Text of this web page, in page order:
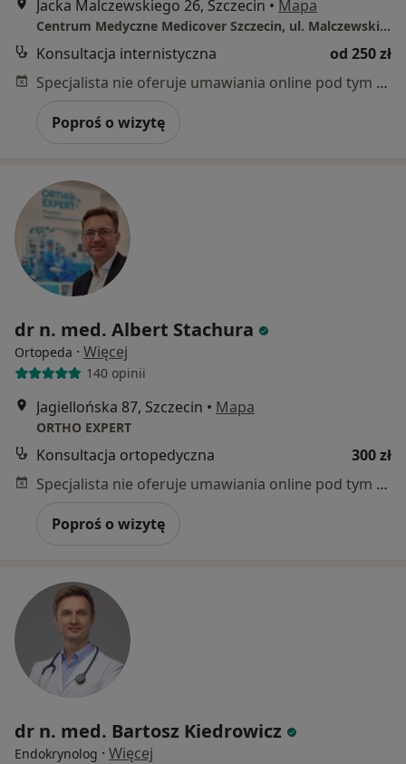
Jacka Malczewskiego 26, Szczecin • Mapa
Centrum Medyczne Medicover Szczecin, ul. Malczewskiego 26
Konsultacja internistyczna
od 250 zł
Specjalista nie oferuje umawiania online pod tym adresem.
Poproś o wizytę
dr n. med. Albert Stachura
Ortopeda · Więcej
140 opinii
Jagiellońska 87, Szczecin • Mapa
ORTHO EXPERT
Konsultacja ortopedyczna
300 zł
Specjalista nie oferuje umawiania online pod tym adresem.
Poproś o wizytę
dr n. med. Bartosz Kiedrowicz
Endokrynolog · Więcej